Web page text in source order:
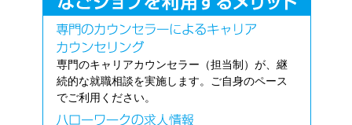
専門のキャリアカウンセラー（担当制）が、継
続的な就職相談を実施します。ご自身のペース
でご利用ください。